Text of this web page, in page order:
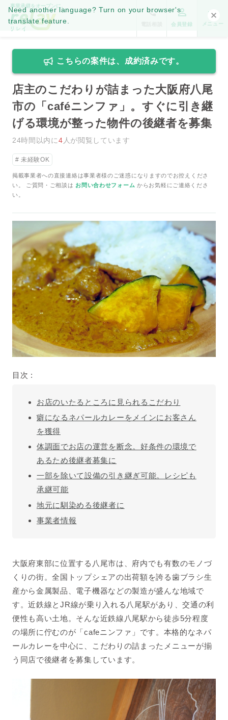
Need another language? Turn on your browser's
translate feature.
事業承継をオープンに。
会員登録 メニュー
こちらの案件は、成約済みです。
店主のこだわりが詰まった大阪府八尾
市の「caféニンファ」。すぐに引き継
げる環境が整った物件の後継者を募集
24時間以内に4 人が閲覧しています
未経験OK
掲載事業者への直接連絡は事業者様のご迷惑になりますのでお控えくださ
い。 ご質問・ご相談は お問い合わせフォーム からお気軽にご連絡くださ
い。
目次 :
お店のいたるところに見られるこだわり
癖になるネパールカレーをメインにお客さん
を獲得
体調面でお店の運営を断念。好条件の環境で
あるため後継者募集に
一部を除いて設備の引き継ぎ可能。レシピも
承継可能
地元に馴染める後継者に
事業者情報
大阪府東部に位置する八尾市は、府内でも有数のモノづ
くりの街。全国トップシェアの出荷額を誇る歯ブラシ生
産から金属製品、電子機器などの製造が盛んな地域で
す。近鉄線とJR線が乗り入れる八尾駅があり、交通の利
便性も高い土地。そんな近鉄線八尾駅から徒歩5分程度
の場所に佇むのが「cafeニンファ」です。本格的なネパ
ールカレーを中心に、こだわりの詰まったメニューが揃
う同店で後継者を募集しています。